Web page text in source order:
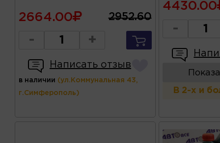
2664.00 2952.60
- +
Написать отзыв
в наличии (ул.Коммунальная 43,
г.Симферополь)
4430.00
-
В 2-х и